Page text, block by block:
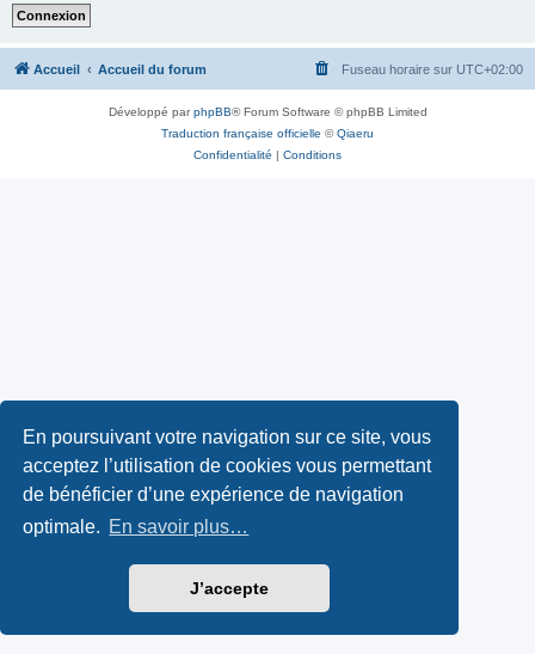
En poursuivant votre navigation sur ce site, vous
acceptez l’utilisation de cookies vous permettant
de bénéficier d’une expérience de navigation
optimale. En savoir plus…
J’accepte
Accueil Accueil du forum Fuseau horaire sur UTC+02:00
Développé parphpBB® Forum Software © phpBB Limited
Traduction française officielle ©Qiaeru
Confidentialité | Conditions